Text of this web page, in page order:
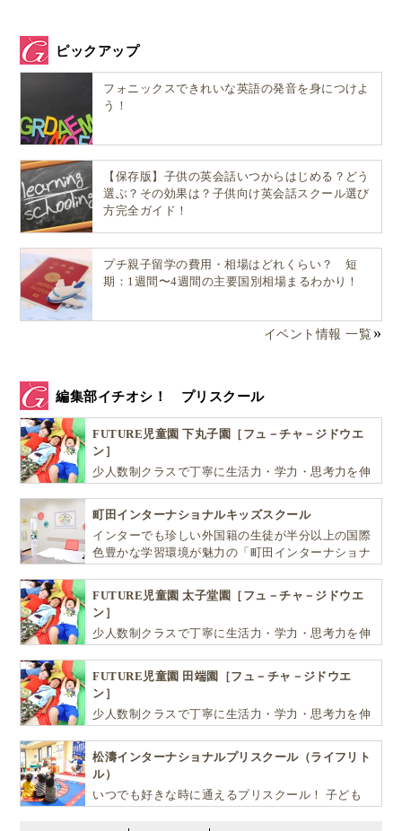
ピックアップ
フォニックスできれいな英語の発音を身につけよ
う！
【保存版】子供の英会話いつからはじめる？どう
選ぶ？その効果は？子供向け英会話スクール選び
方完全ガイド！
プチ親子留学の費用・相場はどれくらい？ 短
期：1週間〜4週間の主要国別相場まるわかり！
イベント情報 一覧
編集部イチオシ！ プリスクール
FUTURE児童園 下丸子園［フュ－チャ－ジドウエ
ン］
少人数制クラスで丁寧に生活力・学力・思考力を伸
町田インターナショナルキッズスクール
インターでも珍しい外国籍の生徒が半分以上の国際
色豊かな学習環境が魅力の「町田インターナショナ
FUTURE児童園 太子堂園［フュ－チャ－ジドウエ
ン］
少人数制クラスで丁寧に生活力・学力・思考力を伸
FUTURE児童園 田端園［フュ－チャ－ジドウエ
ン］
少人数制クラスで丁寧に生活力・学力・思考力を伸
松濤インターナショナルプリスクール（ライフリト
ル）
いつでも好きな時に通えるプリスクール！ 子ども